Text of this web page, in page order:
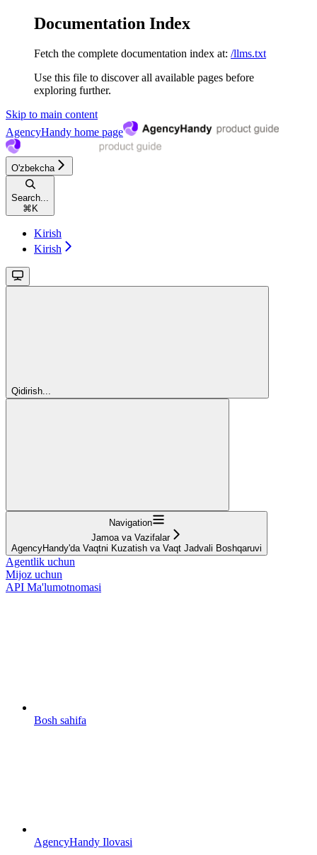
Documentation Index
Fetch the complete documentation index at: /llms.txt
Use this file to discover all available pages before
exploring further.
Skip to main content
AgencyHandy home page
O'zbekcha
Search...
⌘ K
Kirish
Kirish
Qidirish...
Navigation
Jamoa va Vazifalar
AgencyHandy'da Vaqtni Kuzatish va Vaqt Jadvali Boshqaruvi
Agentlik uchun
Mijoz uchun
API Ma'lumotnomasi
Bosh sahifa
AgencyHandy Ilovasi